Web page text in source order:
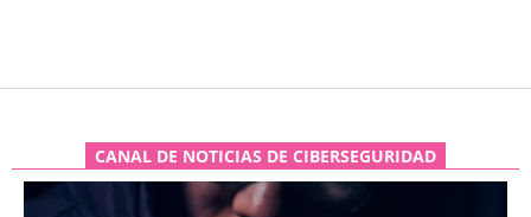
CANAL DE NOTICIAS DE CIBERSEGURIDAD